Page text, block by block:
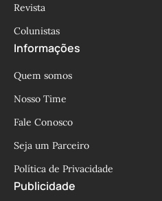
Revista
Colunistas
Informações
Quem somos
Nosso Time
Fale Conosco
Seja um Parceiro
Política de Privacidade
Publicidade